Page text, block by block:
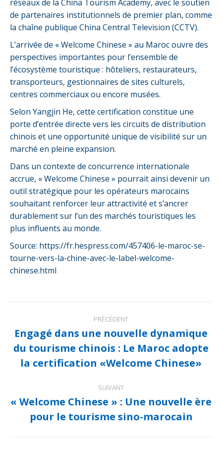
réseaux de la China Tourism Academy, avec le soutien
de partenaires institutionnels de premier plan, comme
la chaîne publique China Central Television (CCTV).
L’arrivée de « Welcome Chinese » au Maroc ouvre des
perspectives importantes pour l’ensemble de
l’écosystème touristique : hôteliers, restaurateurs,
transporteurs, gestionnaires de sites culturels,
centres commerciaux ou encore musées.
Selon Yangjin He, cette certification constitue une
porte d’entrée directe vers les circuits de distribution
chinois et une opportunité unique de visibilité sur un
marché en pleine expansion.
Dans un contexte de concurrence internationale
accrue, « Welcome Chinese » pourrait ainsi devenir un
outil stratégique pour les opérateurs marocains
souhaitant renforcer leur attractivité et s’ancrer
durablement sur l’un des marchés touristiques les
plus influents au monde.
Source: https://fr.hespress.com/457406-le-maroc-se-
tourne-vers-la-chine-avec-le-label-welcome-
chinese.html
Navigation
article
PRÉCÉDENT
Article
précédent
Engagé dans une nouvelle dynamique
du tourisme chinois : Le Maroc adopte
la certification «Welcome Chinese»
SUIVANT
Article
suivant
« Welcome Chinese » : Une nouvelle ère
pour le tourisme sino-marocain